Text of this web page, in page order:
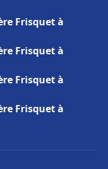
Frisquet à
Frisquet à
Frisquet à
Frisquet à